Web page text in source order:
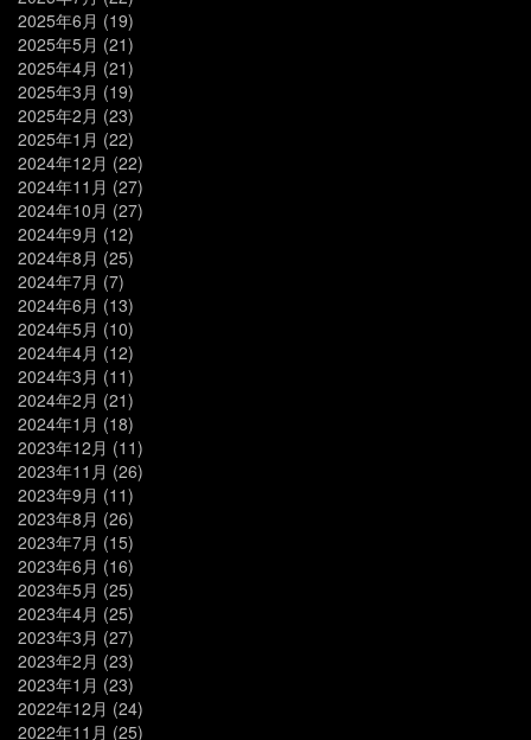
2025年6月 (19)
2025年5月 (21)
2025年4月 (21)
2025年3月 (19)
2025年2月 (23)
2025年1月 (22)
2024年12月 (22)
2024年11月 (27)
2024年10月 (27)
2024年9月 (12)
2024年8月 (25)
2024年7月 (7)
2024年6月 (13)
2024年5月 (10)
2024年4月 (12)
2024年3月 (11)
2024年2月 (21)
2024年1月 (18)
2023年12月 (11)
2023年11月 (26)
2023年9月 (11)
2023年8月 (26)
2023年7月 (15)
2023年6月 (16)
2023年5月 (25)
2023年4月 (25)
2023年3月 (27)
2023年2月 (23)
2023年1月 (23)
2022年12月 (24)
2022年11月 (25)